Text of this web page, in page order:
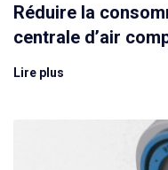
Réduire la
centrale d’air
Lire plus